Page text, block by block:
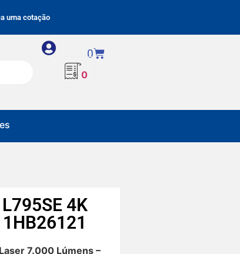
uma cotação
0
0
4K
7.000 Lúmens –